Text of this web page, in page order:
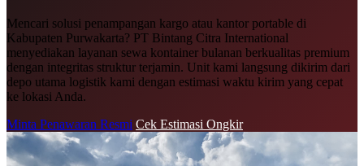
Mencari solusi penampangan kargo atau kantor portable di
Kabupaten Purwakarta? PT Bintang Citra International
menyediakan layanan sewa kontainer bulanan berkualitas premium
dengan integritas struktur terjamin. Unit kami langsung dikirim dari
depo utama logistik kami dengan estimasi waktu kirim yang cepat
ke lokasi Anda.
Minta Penawaran Resmi Cek Estimasi Ongkir